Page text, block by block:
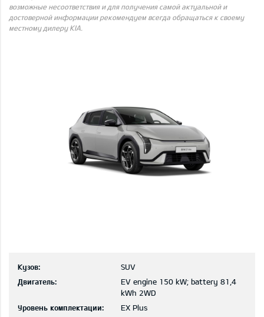
возможные несоответствия и для получения самой актуальной и
достоверной информации рекомендуем всегда обращаться к своему
местному дилеру KIA.
Кузов:
SUV
Двигатель:
EV engine 150 kW; battery 81,4
kWh 2WD
Уровень комплектации:
EX Plus